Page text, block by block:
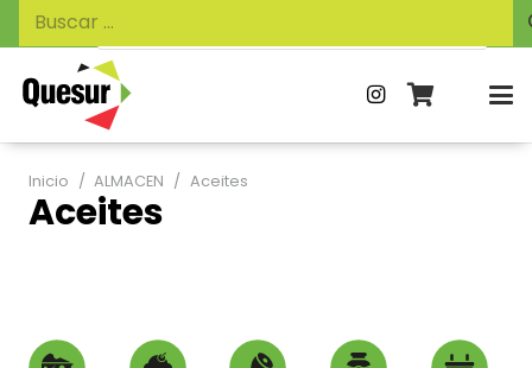
de
productos
Buscar:
Inicio / ALMACEN / Aceites
Aceites